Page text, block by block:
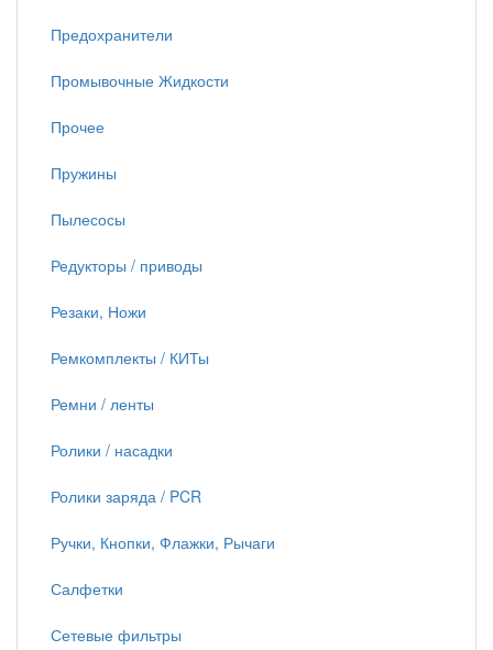
Предохранители
Промывочные Жидкости
Прочее
Пружины
Пылесосы
Редукторы / приводы
Резаки, Ножи
Ремкомплекты / КИТы
Ремни / ленты
Ролики / насадки
Ролики заряда / PCR
Ручки, Кнопки, Флажки, Рычаги
Салфетки
Сетевые фильтры